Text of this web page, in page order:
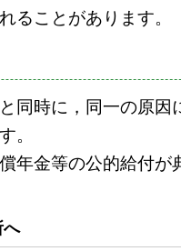
ることがあります。
同時に，同一の原因
。
年金等の公的給付が
へ